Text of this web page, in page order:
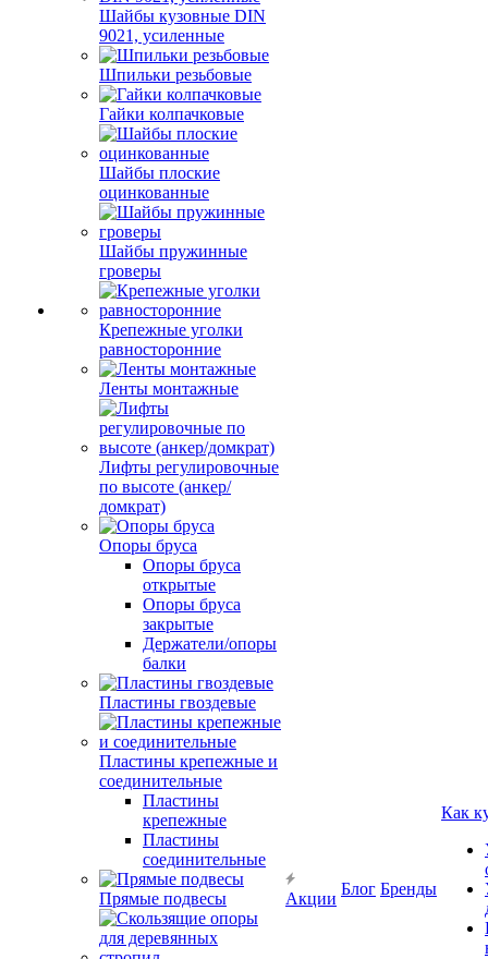
Шайбы кузовные DIN
9021, усиленные
Шпильки резьбовые
Гайки колпачковые
Шайбы плоские
оцинкованные
Шайбы пружинные
гроверы
Крепежные уголки
равносторонние
Ленты монтажные
Лифты регулировочные
по высоте (анкер/
домкрат)
Опоры бруса
Опоры бруса
открытые
Опоры бруса
закрытые
Держатели/опоры
балки
Пластины гвоздевые
Пластины крепежные и
соединительные
Пластины
крепежные
Пластины
соединительные
Прямые подвесы Акции
Блог Бренды
Как